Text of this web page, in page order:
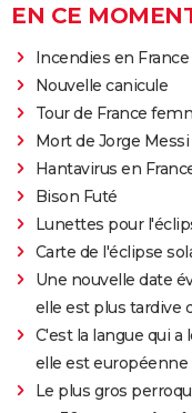
EN CE
Incendies en France
Nouvelle canicule
Tour de France
Mort de Jorge Messi
Hantavirus en
Bison Futé
Lunettes pour
Carte de l'éclipse
Une nouvelle date
elle est plus tardive
C'est la langue qui
elle est européenne
Le plus gros